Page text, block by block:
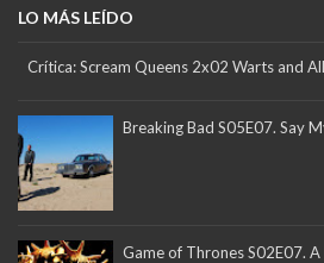
LO MÁS LEÍDO
Crítica: Scream Queens 2x02 Warts and All
Breaking Bad S05E07. Say
Game of Thrones S02E07.